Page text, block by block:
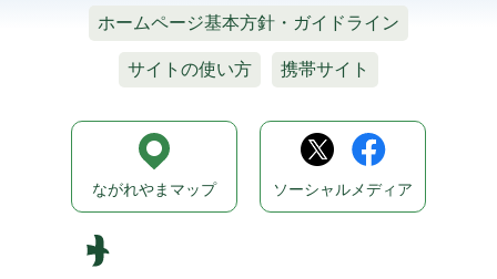
ホームページ基本方針・ガイドライン
サイトの使い方 携帯サイト
ながれやまマップ ソーシャルメディア